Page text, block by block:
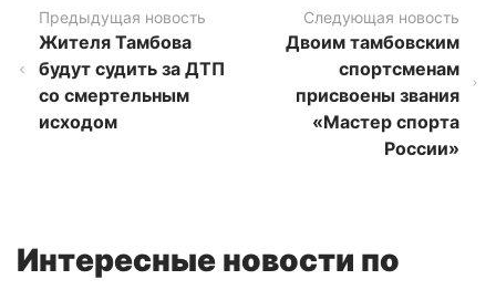
Предыдущая новость
Жителя Тамбова
будут судить за ДТП
со смертельным
исходом
Следующая новость
Двоим тамбовским
спортсменам
присвоены звания
«Мастер спорта
России»
Интересные новости по